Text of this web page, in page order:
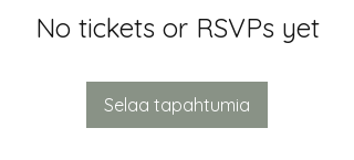
No tickets or RSVPs yet
Selaa tapahtumia